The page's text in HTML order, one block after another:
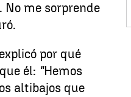
No me sorprende
por qué
él: "Hemos
altibajos que